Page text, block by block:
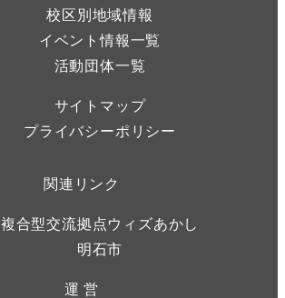
校区別地域情報
イベント情報一覧
活動団体一覧
サイトマップ
プライバシーポリシー
関連リンク
複合型交流拠点ウィズあかし
明石市
運 営